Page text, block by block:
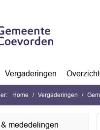
Vergaderingen
Home Vergaderingen
mededelingen